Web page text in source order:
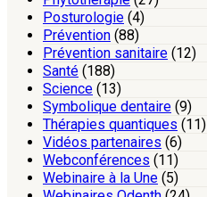
Posturologie (4)
Prévention (88)
Prévention sanitaire (12)
Santé (188)
Science (13)
Symbolique dentaire (9)
Thérapies quantiques (11)
Vidéos partenaires (6)
Webconférences (11)
Webinaire à la Une (5)